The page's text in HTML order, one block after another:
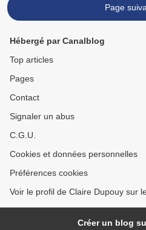
Page
Hébergé par Canalblog
Top articles
Pages
Contact
Signaler un abus
C.G.U.
Cookies et données personnelles
Préférences cookies
Voir le profil de Claire Dupouy sur
Créer un blog